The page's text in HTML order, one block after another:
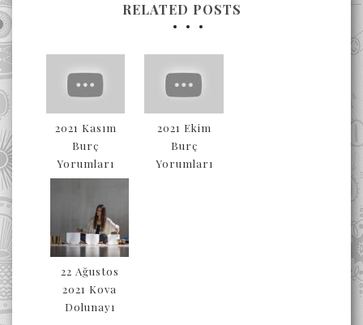
RELATED POSTS
2021 Kasım
Burç
Yorumları
2021 Ekim
Burç
Yorumları
22 Ağustos
2021 Kova
Dolunayı